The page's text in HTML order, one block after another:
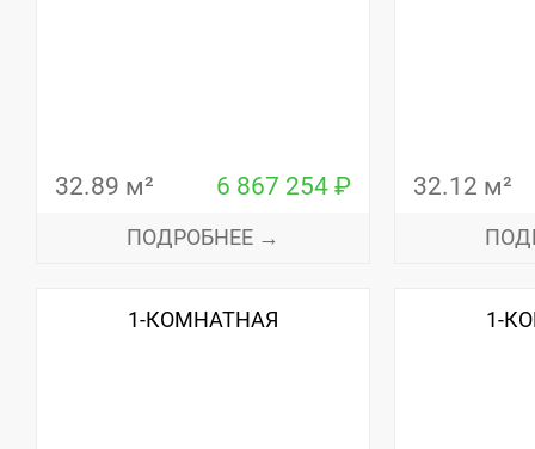
32.89 м² 6 867 254 ₽
ПОДРОБНЕЕ →
32.12 м²
1-КОМНАТНАЯ 1-